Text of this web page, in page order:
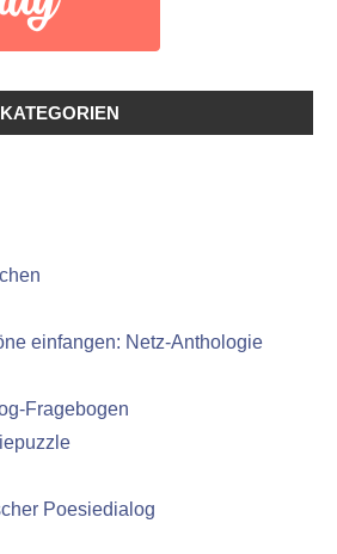
einfangen: Netz-Anthologie
Fragebogen
Poesiedialog